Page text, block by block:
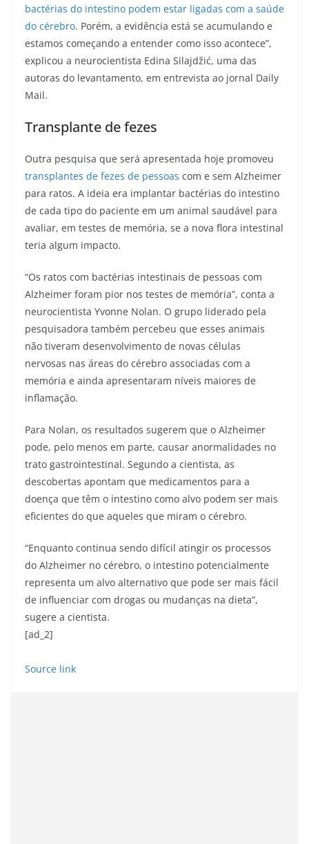
bactérias do intestino podem estar ligadas com a saúde
do cérebro. Porém, a evidência está se acumulando e
estamos começando a entender como isso acontece”,
explicou a neurocientista Edina Silajdžić, uma das
autoras do levantamento, em entrevista ao jornal Daily
Mail.
Transplante de fezes
Outra pesquisa que será apresentada hoje promoveu
transplantes de fezes de pessoas com e sem Alzheimer
para ratos. A ideia era implantar bactérias do intestino
de cada tipo do paciente em um animal saudável para
avaliar, em testes de memória, se a nova flora intestinal
teria algum impacto.
“Os ratos com bactérias intestinais de pessoas com
Alzheimer foram pior nos testes de memória”, conta a
neurocientista Yvonne Nolan. O grupo liderado pela
pesquisadora também percebeu que esses animais
não tiveram desenvolvimento de novas células
nervosas nas áreas do cérebro associadas com a
memória e ainda apresentaram níveis maiores de
inflamação.
Para Nolan, os resultados sugerem que o Alzheimer
pode, pelo menos em parte, causar anormalidades no
trato gastrointestinal. Segundo a cientista, as
descobertas apontam que medicamentos para a
doença que têm o intestino como alvo podem ser mais
eficientes do que aqueles que miram o cérebro.
“Enquanto continua sendo difícil atingir os processos
do Alzheimer no cérebro, o intestino potencialmente
representa um alvo alternativo que pode ser mais fácil
de influenciar com drogas ou mudanças na dieta”,
sugere a cientista.
[ad_2]
Source link